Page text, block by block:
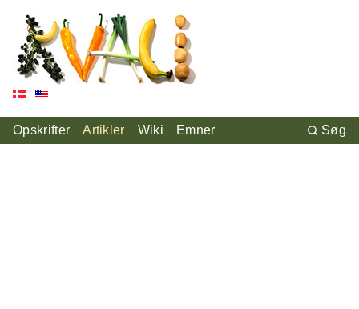
Opskrifter Artikler Wiki Emner Søg